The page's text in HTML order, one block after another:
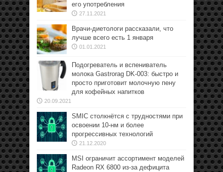
его употребления
27.11.2021
Врачи-диетологи рассказали, что
лучше всего есть 1 января
01.01.2021
Подогреватель и вспениватель
молока Gastrorag DK-003: быстро и
просто приготовит молочную пену
для кофейных напитков
20.09.2021
SMIC столкнётся с трудностями при
освоении 10-нм и более
прогрессивных технологий
21.12.2020
MSI ограничит ассортимент моделей
Radeon RX 6800 из-за дефицита